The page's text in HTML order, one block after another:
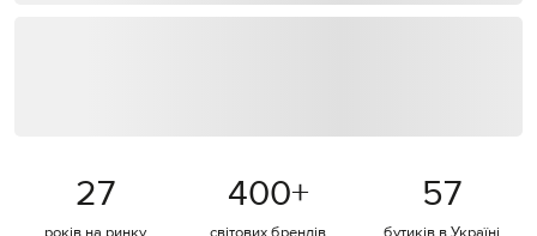
27 400+ 57